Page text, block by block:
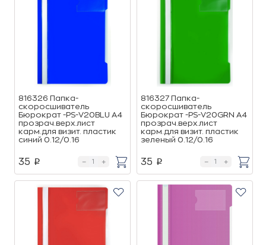
816326 Папка-
скоросшиватель
Бюрократ -PS-V20BLU A4
прозрач.верх.лист
карм.для визит. пластик
синий 0.12/0.16
35 p
816327 Папка-
скоросшиватель
Бюрократ -PS-V20GRN A4
прозрач.верх.лист
карм.для визит. пластик
зеленый 0.12/0.16
35 p